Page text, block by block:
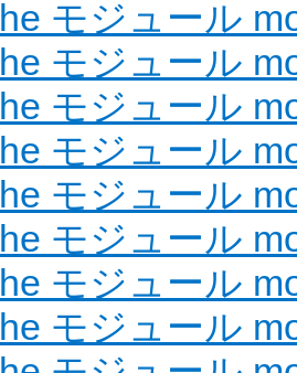
モジュール
モジュール
モジュール
モジュール
モジュール
モジュール
モジュール
モジュール